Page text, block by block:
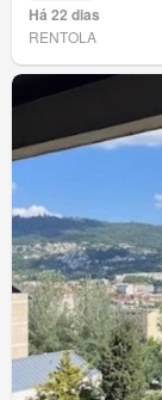
Há 22 dias
RENTOLA